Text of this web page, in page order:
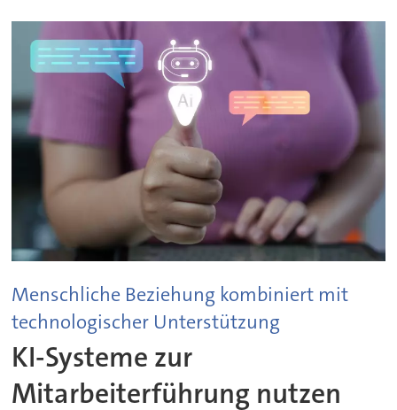
Menschliche Beziehung kombiniert mit
technologischer Unterstützung
KI-Systeme zur
Mitarbeiterführung nutzen